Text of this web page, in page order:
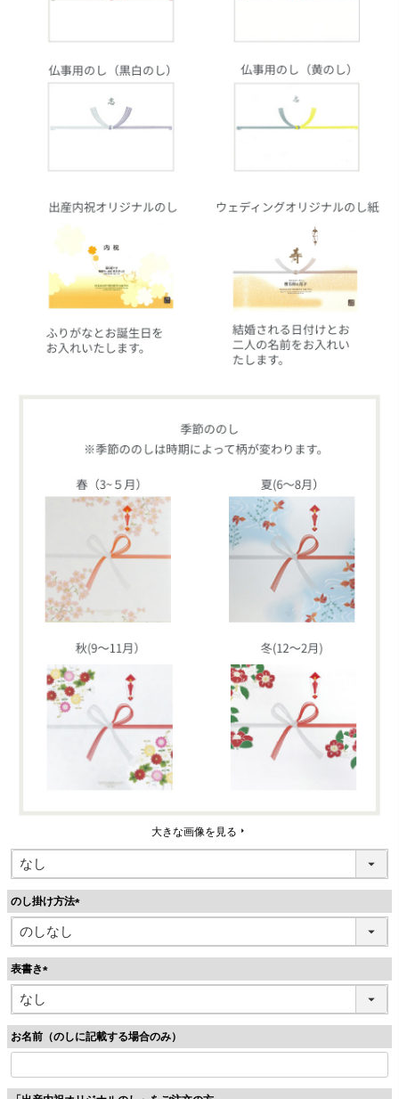
大きな画像を見る
のし掛け方法
(
表書き
(
必
お名前（のしに記載する場合のみ）